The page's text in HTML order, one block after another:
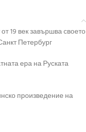
19 век завършва своето
Петербург
ера на Руската
произведение на